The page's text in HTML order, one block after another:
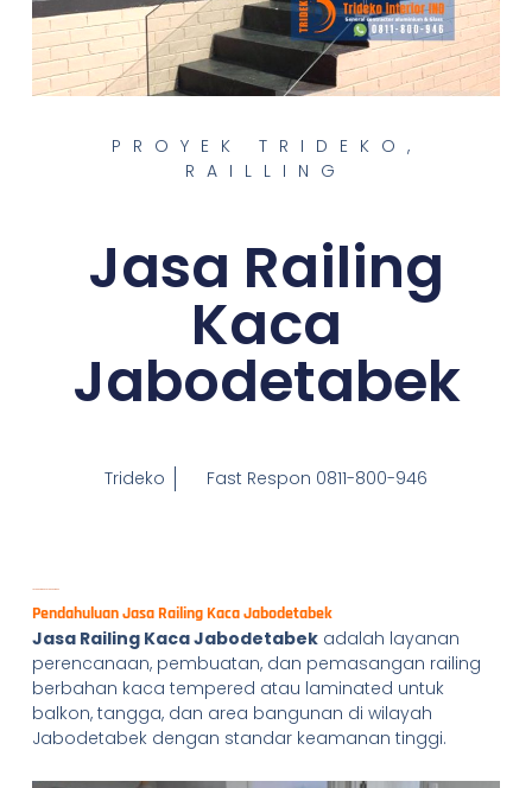
PROYEK TRIDEKO ,
RAILLING
Jasa Railing
Kaca
Jabodetabek
Trideko Fast Respon 0811-800-946
Pendahuluan Jasa Railing Kaca Jabodetabek
Jasa Railing Kaca Jabodetabekadalah layanan
perencanaan, pembuatan, dan pemasangan railing
berbahan kaca tempered atau laminated untuk
balkon, tangga, dan area bangunan di wilayah
Jabodetabek dengan standar keamanan tinggi.